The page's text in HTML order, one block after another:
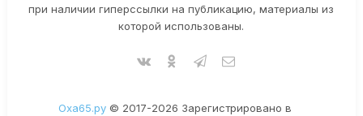
при наличии гиперссылки на публикацию, материалы из
которой использованы.
Оха65.ру© 2017-2026 Зарегистрировано в